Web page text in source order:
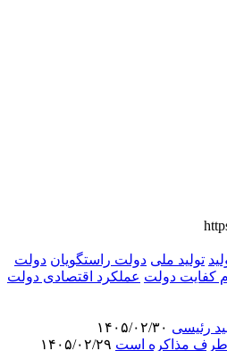
تولید ملی دولت راستگویان دولت
کفایت دولت عملکرد اقتصادی دولت
رئیسی
طرف مذاکره است